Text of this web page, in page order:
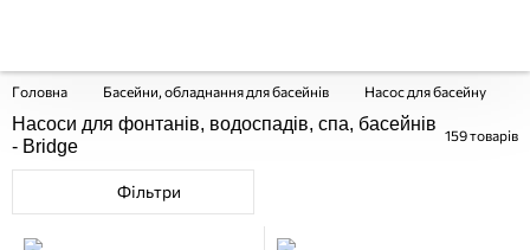
Головна Басейни, обладнання для басейнів Насос для басейну
Насоси для фонтанів, водоспадів, спа, басейнів
- Bridge
159товарів
Фільтри